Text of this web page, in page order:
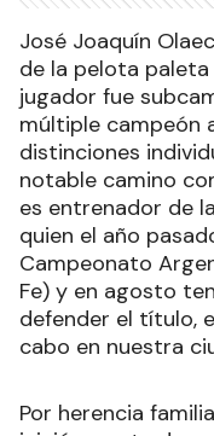
José Joaquín
de la pelota paleta
jugador fue
múltiple campeón
distinciones
notable camino
es entrenador de
quien el año
Campeonato
Fe) y en agosto
defender el título,
cabo en nuestra
Por herencia